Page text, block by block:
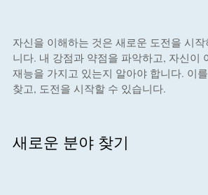
자신을 이해하는 것은 새로운 도전을 시
니다. 내 강점과 약점을 파악하고, 자신이
재능을 가지고 있는지 알아야 합니다. 이
찾고, 도전을 시작할 수 있습니다.
새로운 분야 찾기